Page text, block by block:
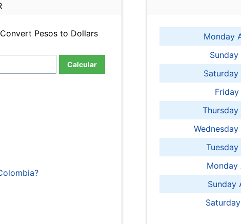
Convert Pesos to Dollars
Calcular
Monday
Sunday